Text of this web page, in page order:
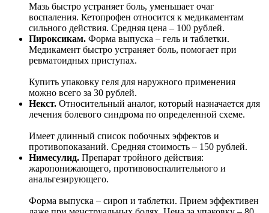
Мазь быстро устраняет боль, уменьшает очаг
воспаления. Кетопрофен относится к медикаментам
сильного действия. Средняя цена – 100 рублей.
Пироксикам. Форма выпуска – гель и таблетки.
Медикамент быстро устраняет боль, помогает при
ревматоидных приступах.
Купить упаковку геля для наружного применения
можно всего за 30 рублей.
Некст. Относительный аналог, который назначается для
лечения болевого синдрома по определенной схеме.
Имеет длинный список побочных эффектов и
противопоказаний. Средняя стоимость – 150 рублей.
Нимесулид. Препарат тройного действия:
жаропонижающего, противовоспалительного и
анальгезирующего.
Форма выпуска – сироп и таблетки. Прием эффективен